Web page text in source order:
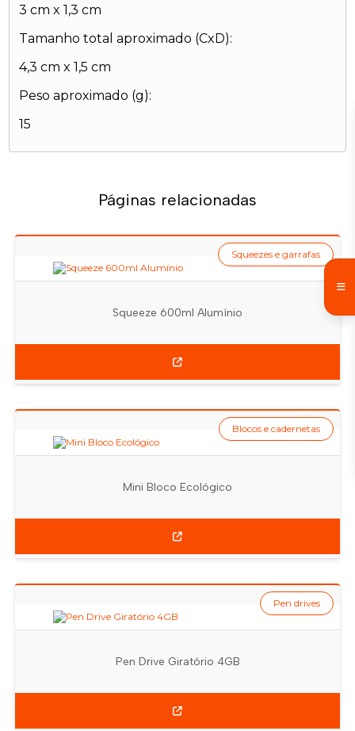
3 cm x 1,3 cm
Tamanho total aproximado (CxD):
4,3 cm x 1,5 cm
Peso aproximado (g):
15
Páginas relacionadas
Squeeze 600ml Alumínio
Squeezes e garrafas
Mini Bloco Ecológico
Blocos e cadernetas
Pen Drive Giratório 4GB
Pen drives